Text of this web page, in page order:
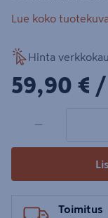
Lue koko
Hinta
59,90€/
59,90 € /
−
Toimitus